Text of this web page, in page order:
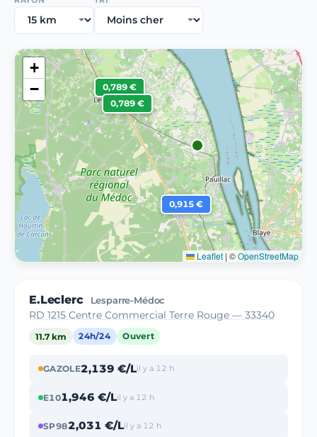
0,789 €
0,789 €
0,915 €
+
−
Leaflet | ©OpenStreetMap
E.Leclerc Lesparre-Médoc
RD 1215 Centre Commercial Terre Rouge — 33340
11.7 km 24h/24 Ouvert
GAZOLE2,139 €/Lil y a 12 h
E101,946 €/Lil y a 12 h
SP982,031 €/Lil y a 12 h